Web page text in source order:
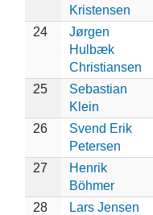
Kristensen
24
Jørgen
Hulbæk
Christiansen
25
Sebastian
Klein
26
Svend Erik
Petersen
27
Henrik
Böhmer
28
Lars Jensen